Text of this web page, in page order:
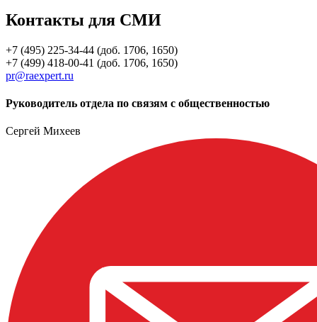
Контакты для СМИ
+7 (495) 225-34-44 (доб. 1706, 1650)
+7 (499) 418-00-41 (доб. 1706, 1650)
pr@raexpert.ru
Руководитель отдела по связям с общественностью
Сергей Михеев